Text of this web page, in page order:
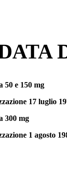
50 e 150 mg
17 luglio
300 mg
1 agosto